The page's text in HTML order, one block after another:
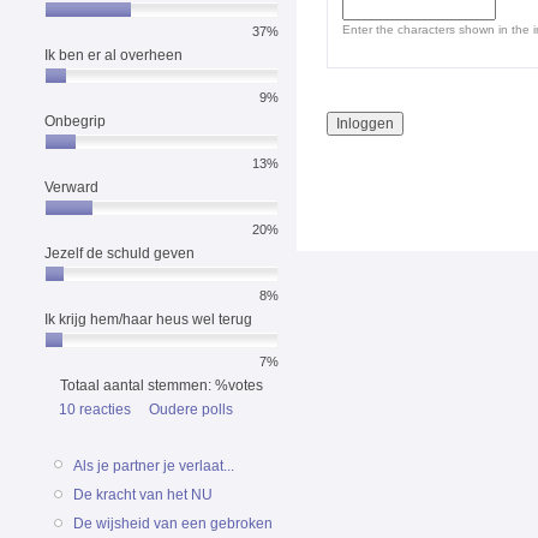
37%
Ik ben er al overheen
9%
Onbegrip
13%
Verward
20%
Jezelf de schuld geven
8%
Ik krijg hem/haar heus wel terug
7%
Totaal aantal stemmen: %votes
10 reacties
Oudere polls
Als je partner je verlaat...
De kracht van het NU
De wijsheid van een gebroken
Enter the characters shown in the